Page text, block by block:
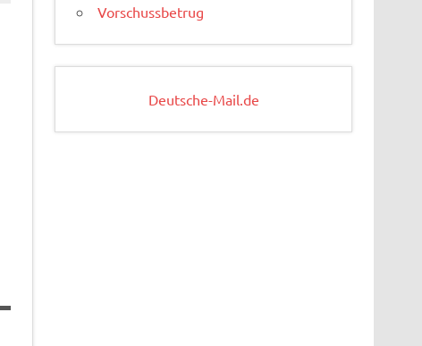
Vorschussbetrug
Deutsche-Mail.de